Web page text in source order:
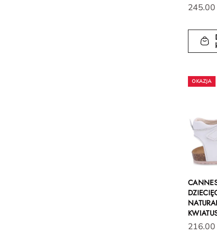
245.00
216.00